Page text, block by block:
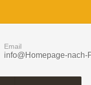
Email
info@Homepage-nach-